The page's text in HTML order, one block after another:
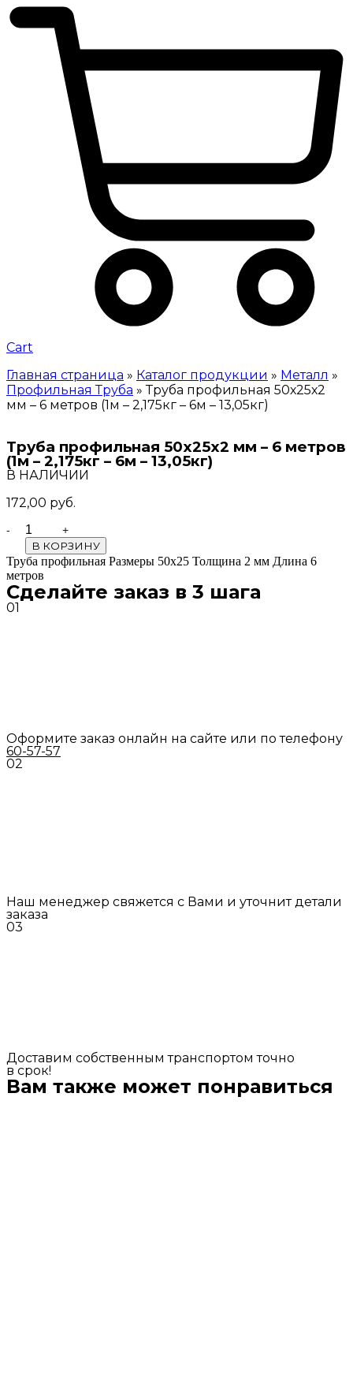
Cart
Главная страница » Каталог продукции » Металл »
Профильная Труба »Труба профильная 50х25х2
мм – 6 метров (1м – 2,175кг – 6м – 13,05кг)
Труба профильная 50х25х2 мм – 6 метров
(1м – 2,175кг – 6м – 13,05кг)
В НАЛИЧИИ
172,00 руб.
Quantity
В КОРЗИНУ
Труба профильная Размеры 50х25 Толщина 2 мм Длина 6
метров
Сделайте заказ в 3 шага
01
Оформите заказ онлайн на сайте или по телефону
60-57-57
02
Наш менеджер свяжется с Вами и уточнит детали
заказа
03
Доставим собственным транспортом точно
в срок!
Вам также может понравиться